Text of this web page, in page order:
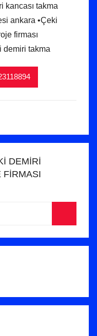
kancası takma
ankara •Çeki
firması
demiri takma
DEMİRİ
FİRMASI